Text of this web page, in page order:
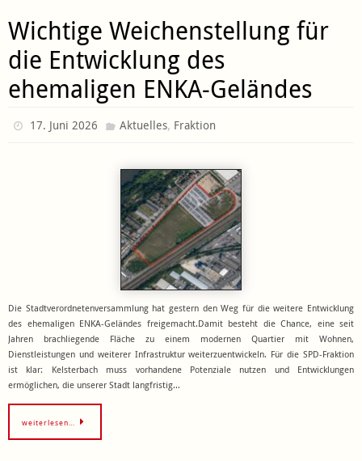
Wichtige Weichenstellung für
die Entwicklung des
ehemaligen ENKA-Geländes
17. Juni 2026 Aktuelles, Fraktion
Die Stadtverordnetenversammlung hat gestern den Weg für die weitere Entwicklung
des ehemaligen ENKA-Geländes freigemacht.Damit besteht die Chance, eine seit
Jahren brachliegende Fläche zu einem modernen Quartier mit Wohnen,
Dienstleistungen und weiterer Infrastruktur weiterzuentwickeln. Für die SPD-Fraktion
ist klar: Kelsterbach muss vorhandene Potenziale nutzen und Entwicklungen
ermöglichen, die unserer Stadt langfristig…
weiterlesen…